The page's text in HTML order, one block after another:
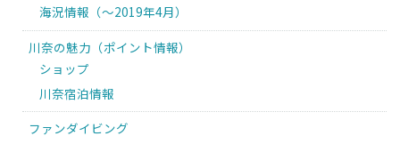
海況情報（〜2019年4月）
川奈の魅力（ポイント情報）
ショップ
川奈宿泊情報
ファンダイビング